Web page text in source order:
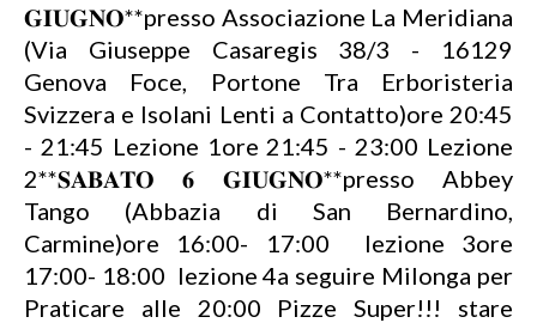
𝐆𝐈𝐔𝐆𝐍𝐎**presso Associazione La Meridiana
(Via Giuseppe Casaregis 38/3 - 16129
Genova Foce, Portone Tra Erboristeria
Svizzera e Isolani Lenti a Contatto)ore 20:45
- 21:45 Lezione 1ore 21:45 - 23:00 Lezione
2**𝐒𝐀𝐁𝐀𝐓𝐎 𝟔 𝐆𝐈𝐔𝐆𝐍𝐎**presso Abbey
Tango (Abbazia di San Bernardino,
Carmine)ore 16:00- 17:00 lezione 3ore
17:00- 18:00 lezione 4a seguire Milonga per
Praticare alle 20:00 Pizze Super!!! stare